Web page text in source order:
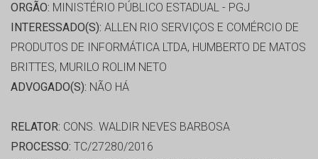
ORGÃO: MINISTÉRIO PÚBLICO ESTADUAL - PGJ
INTERESSADO(S): ALLEN RIO SERVIÇOS E COMÉRCIO DE
PRODUTOS DE INFORMÁTICA LTDA, HUMBERTO DE MATOS
BRITTES, MURILO ROLIM NETO
ADVOGADO(S): NÃO HÁ
RELATOR: CONS. WALDIR NEVES BARBOSA
PROCESSO: TC/27280/2016